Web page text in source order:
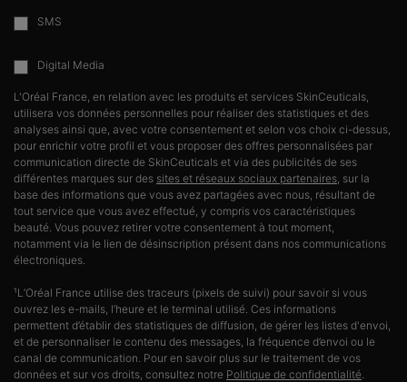
SMS
Digital Media
L'Oréal France, en relation avec les produits et services SkinCeuticals,
utilisera vos données personnelles pour réaliser des statistiques et des
analyses ainsi que, avec votre consentement et selon vos choix ci-dessus,
pour enrichir votre profil et vous proposer des offres personnalisées par
communication directe de SkinCeuticals et via des publicités de ses
différentes marques sur des sites et réseaux sociaux partenaires, sur la
base des informations que vous avez partagées avec nous, résultant de
tout service que vous avez effectué, y compris vos caractéristiques
beauté. Vous pouvez retirer votre consentement à tout moment,
notamment via le lien de désinscription présent dans nos communications
électroniques.
¹L’Oréal France utilise des traceurs (pixels de suivi) pour savoir si vous
ouvrez les e-mails, l’heure et le terminal utilisé. Ces informations
permettent d’établir des statistiques de diffusion, de gérer les listes d'envoi,
et de personnaliser le contenu des messages, la fréquence d’envoi ou le
canal de communication. Pour en savoir plus sur le traitement de vos
données et sur vos droits, consultez notre Politique de confidentialité.